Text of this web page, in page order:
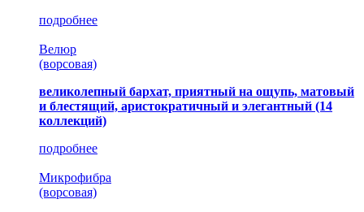
подробнее
Велюр
(ворсовая)
великолепный бархат, приятный на ощупь, матовый
и блестящий, аристократичный и элегантный (14
коллекций)
подробнее
Микрофибра
(ворсовая)